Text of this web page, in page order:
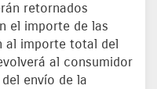
retornados
el importe de las
al importe total del
al consumidor
envío de la